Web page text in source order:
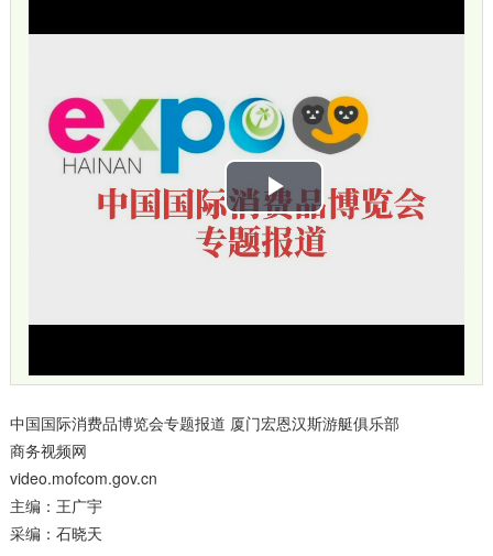
播
放
中国国际消费品博览会专题报道 厦门宏恩汉斯游艇俱乐部
商务视频网
video.mofcom.gov.cn
主编：王广宇
采编：石晓天